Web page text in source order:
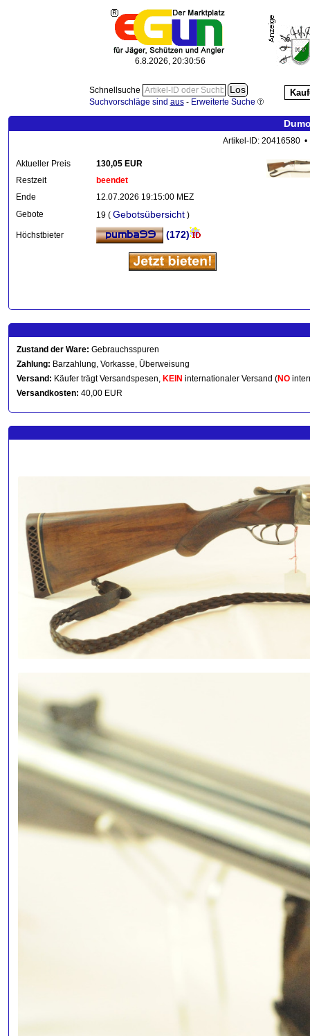
6.8.2026, 20:30:57
Schnellsuche
Suchvorschläge sind aus- Erweiterte Suche
Artikel-ID: 20416580
Aktueller Preis
130,05 EUR
Restzeit
beendet
Ende
12.07.2026 19:15:00 MEZ
Gebote
19 ( Gebotsübersicht )
Höchstbieter (172)
Zustand der Ware: Gebrauchsspuren
Zahlung: Barzahlung, Vorkasse, Überweisung
Versand: Käufer trägt Versandspesen, KEIN internationaler Versand (NO
Versandkosten: 40,00 EUR